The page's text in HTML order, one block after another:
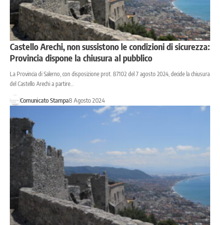
Castello Arechi, non sussistono le condizioni di sicurezza:
Provincia dispone la chiusura al pubblico
La Provincia di Salerno, con disposizione prot. 87102 del 7 agosto 2024, decide la chiusura
del Castello Arechi a partire…
Comunicato Stampa8 Agosto 2024